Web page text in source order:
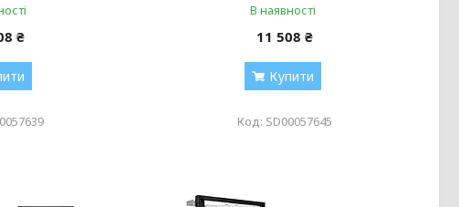
₴
В наявності
11 508 ₴
Купити
SD00057645